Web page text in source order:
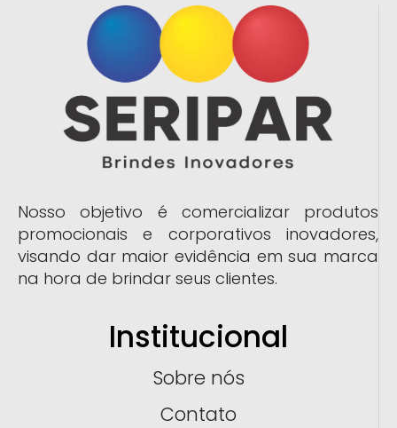
Nosso objetivo é comercializar produtos
promocionais e corporativos inovadores,
visando dar maior evidência em sua marca
na hora de brindar seus clientes.
Institucional
Sobre nós
Contato